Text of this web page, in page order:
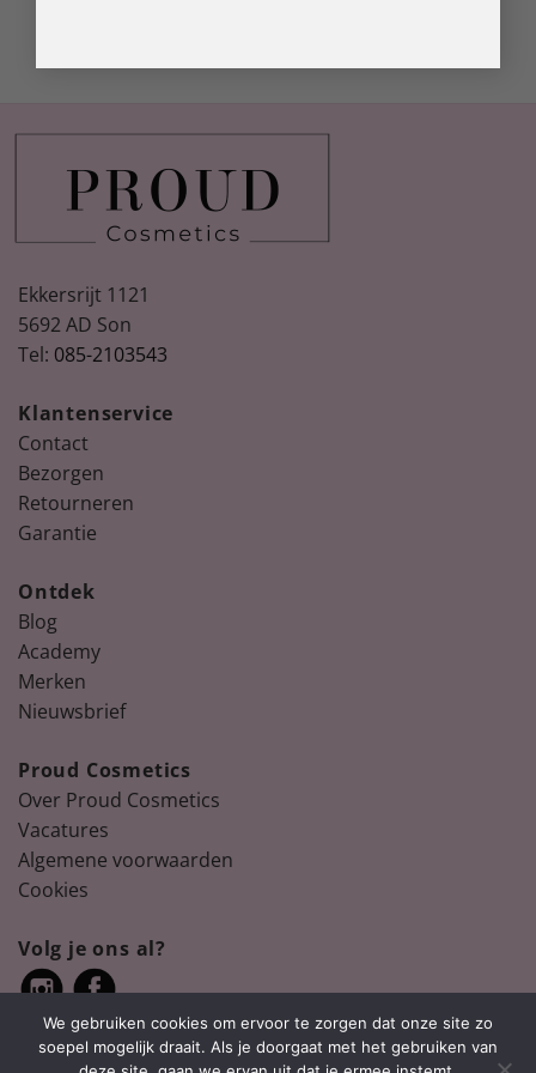
Ekkersrijt 1121
5692 AD Son
Tel: 085-2103543
Klantenservice
Contact
Bezorgen
Retourneren
Garantie
Ontdek
Blog
Academy
Merken
Nieuwsbrief
Proud Cosmetics
Over Proud Cosmetics
Vacatures
Algemene voorwaarden
Cookies
Volg je ons al?
We gebruiken cookies om ervoor te zorgen dat onze site zo
soepel mogelijk draait. Als je doorgaat met het gebruiken van